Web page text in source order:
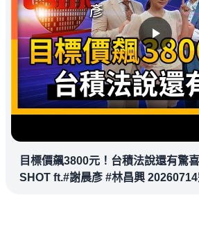
目標價飆3800元！台積法說還有驚
SHOT ft.#謝晨彥 #林昌興